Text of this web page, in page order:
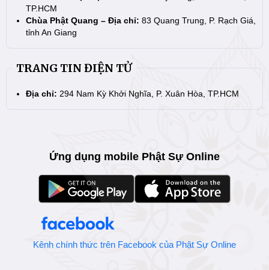
TP.HCM
Chùa Phật Quang – Địa chỉ: 83 Quang Trung, P. Rạch Giá,
tỉnh An Giang
TRANG TIN ĐIỆN TỬ
Địa chỉ: 294 Nam Kỳ Khởi Nghĩa, P. Xuân Hòa, TP.HCM
Ứng dụng mobile Phật Sự Online
Kênh chính thức trên Facebook của Phật Sự Online